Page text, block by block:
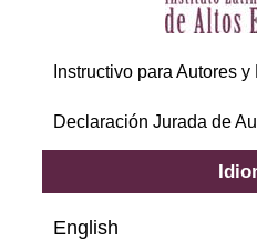
Instructivo para Autores
Declaración Jurada de
English